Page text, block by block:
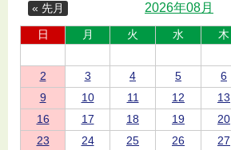
« 先月 2026年08月
日 月 火 水 木
2
3 4 5 6
9
10 11 12 13
16
17 18 19 20
23
24 25 26 27